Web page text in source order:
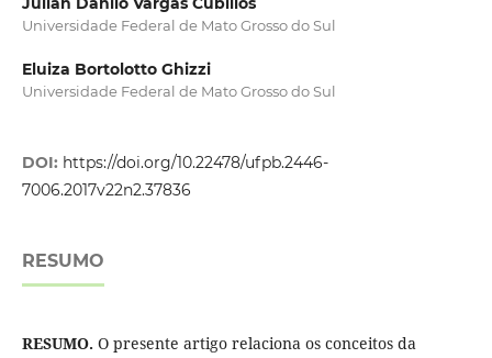
Universidade Federal de Mato Grosso do Sul
Eluiza Bortolotto Ghizzi
Universidade Federal de Mato Grosso do Sul
DOI: https://doi.org/10.22478/ufpb.2446-
7006.2017v22n2.37836
RESUMO
RESUMO. O presente artigo relaciona os conceitos da